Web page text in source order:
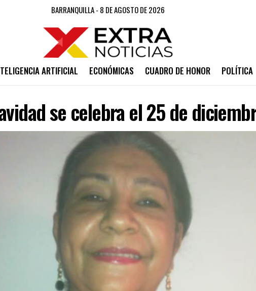
BARRANQUILLA - 8 DE AGOSTO DE 2026
ARTIFICIAL ECONÓMICAS CUADRO DE HONOR POLÍTICA
se celebra el 25 de